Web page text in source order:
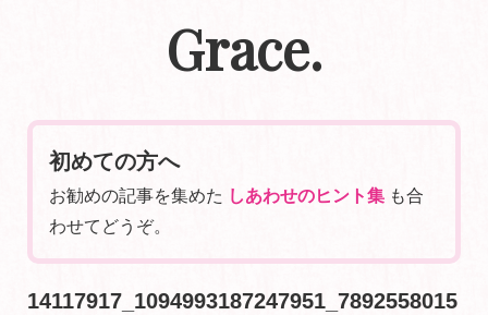
Grace.
初めての方へ
お勧めの記事を集めた しあわせのヒント集 も合
わせてどうぞ。
14117917_1094993187247951_7892558015